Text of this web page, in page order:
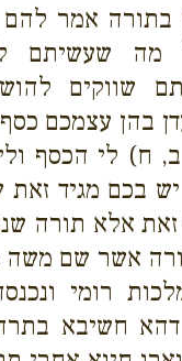
בתורה אמר
מה שעשיתם
שווקים
בהן עצמכם
ח) לי הכסף
בכם מגיד
זאת אלא תורה
אשר שם משה
רומי
חשיבא בתרה